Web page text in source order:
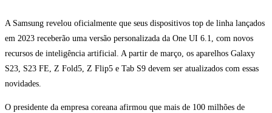
A Samsung revelou oficialmente que seus dispositivos top de linha lançados
em 2023 receberão uma versão personalizada da One UI 6.1, com novos
recursos de inteligência artificial. A partir de março, os aparelhos Galaxy
S23, S23 FE, Z Fold5, Z Flip5 e Tab S9 devem ser atualizados com essas
novidades.
O presidente da empresa coreana afirmou que mais de 100 milhões de